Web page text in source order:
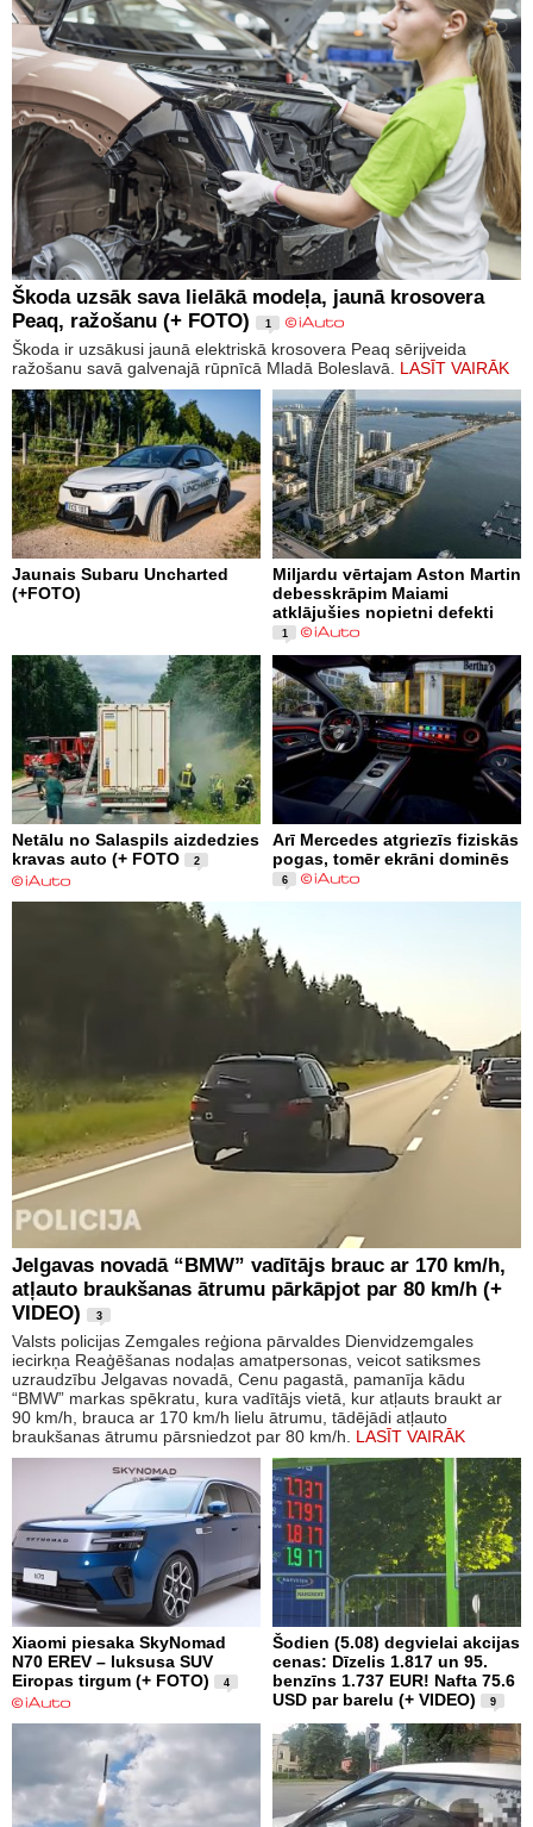
Škoda uzsāk sava lielākā modeļa, jaunā krosovera
Peaq, ražošanu (+ FOTO)
1
Škoda ir uzsākusi jaunā elektriskā krosovera Peaq sērijveida
ražošanu savā galvenajā rūpnīcā Mladā Boleslavā. LASĪT VAIRĀK
Jaunais Subaru Uncharted
(+FOTO)
Miljardu vērtajam Aston Martin
debesskrāpim Maiami
atklājušies nopietni defekti
1
Netālu no Salaspils aizdedzies
kravas auto (+ FOTO
2
Arī Mercedes atgriezīs fiziskās
pogas, tomēr ekrāni dominēs
6
Jelgavas novadā “BMW” vadītājs brauc ar 170 km/h,
atļauto braukšanas ātrumu pārkāpjot par 80 km/h (+
VIDEO)
3
Valsts policijas Zemgales reģiona pārvaldes Dienvidzemgales
iecirkņa Reaģēšanas nodaļas amatpersonas, veicot satiksmes
uzraudzību Jelgavas novadā, Cenu pagastā, pamanīja kādu
“BMW” markas spēkratu, kura vadītājs vietā, kur atļauts braukt ar
90 km/h, brauca ar 170 km/h lielu ātrumu, tādējādi atļauto
braukšanas ātrumu pārsniedzot par 80 km/h. LASĪT VAIRĀK
Xiaomi piesaka SkyNomad
N70 EREV – luksusa SUV
Eiropas tirgum (+ FOTO)
4
Šodien (5.08) degvielai akcijas
cenas: Dīzelis 1.817 un 95.
benzīns 1.737 EUR! Nafta 75.6
USD par barelu (+ VIDEO)
9